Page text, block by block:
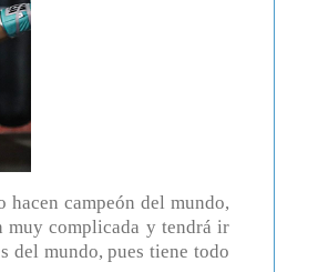
campeón del mundo,
muy complicada y tendrá ir
del mundo, pues tiene todo